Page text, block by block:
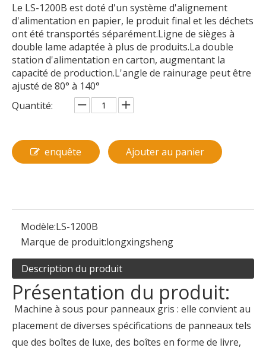
Le LS-1200B est doté d'un système d'alignement
d'alimentation en papier, le produit final et les déchets
ont été transportés séparément.Ligne de sièges à
double lame adaptée à plus de produits.La double
station d'alimentation en carton, augmentant la
capacité de production.L'angle de rainurage peut être
ajusté de 80° à 140°
Quantité:
enquête Ajouter au panier
Modèle:LS-1200B
Marque de produit:longxingsheng
Description du produit
Présentation du produit:
Machine à sous pour panneaux gris : elle convient au
placement de diverses spécifications de panneaux tels
que des boîtes de luxe, des boîtes en forme de livre,